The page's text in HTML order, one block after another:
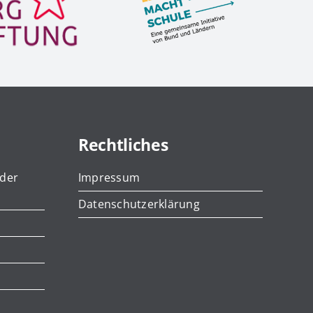
Rechtliches
Impressum
Datenschutzerklärung